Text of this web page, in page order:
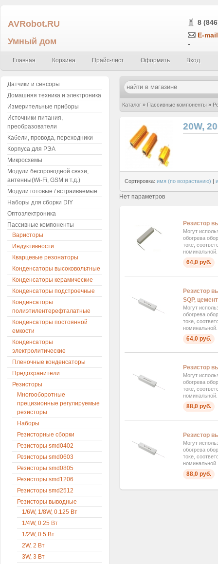
AVRobot.RU
Умный дом
8
E-
-
Главная Корзина Прайс-лист Оформить Вход
Каталог » Пассивные компоненты »
20W,
Сортировка: имя (по возрастанию)
Нет параметров
Резистор
Могут
обогрева
токе,
64,0 руб.
Резистор
SQP,
Могут
обогрева
токе,
64,0 руб.
Резистор
Могут
обогрева
токе,
88,0 руб.
Резистор
Могут
обогрева
токе,
88,0 руб.
Датчики и сенсоры
Домашняя техника и электроника
Измерительные приборы
Источники питания,
преобразователи
Кабели, провода, переходники
Корпуса для РЭА
Микросхемы
Модули беспроводной связи,
антенны(Wi-Fi, GSM и т.д.)
Модули готовые / встраиваемые
Наборы для сборки DIY
Оптоэлектроника
Пассивные компоненты
Варисторы
Индуктивности
Кварцевые резонаторы
Конденсаторы высоковольтные
Конденсаторы керамические
Конденсаторы подстроечные
Конденсаторы
полиэтилентерефталатные
Конденсаторы постоянной
емкости
Конденсаторы
электролитические
Пленочные конденсаторы
Предохранители
Резисторы
Многооборотные
прецизионные регулируемые
резисторы
Наборы
Резисторные сборки
Резисторы smd0402
Резисторы smd0603
Резисторы smd0805
Резисторы smd1206
Резисторы smd2512
Резисторы выводные
1/6W, 1/8W, 0.125 Вт
1/4W, 0.25 Вт
1/2W, 0.5 Вт
2W, 2 Вт
3W, 3 Вт